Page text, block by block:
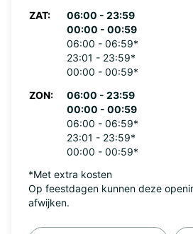
ZAT:
06:00 - 23:59
00:00 - 00:59
06:00 - 06:59*
23:01 - 23:59*
00:00 - 00:59*
ZON:
06:00 - 23:59
00:00 - 00:59
06:00 - 06:59*
23:01 - 23:59*
00:00 - 00:59*
*Met extra kosten
Op feestdagen kunnen deze
afwijken.